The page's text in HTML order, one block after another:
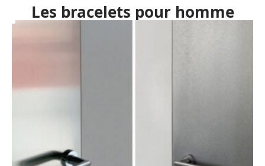
Les bracelets pour homme